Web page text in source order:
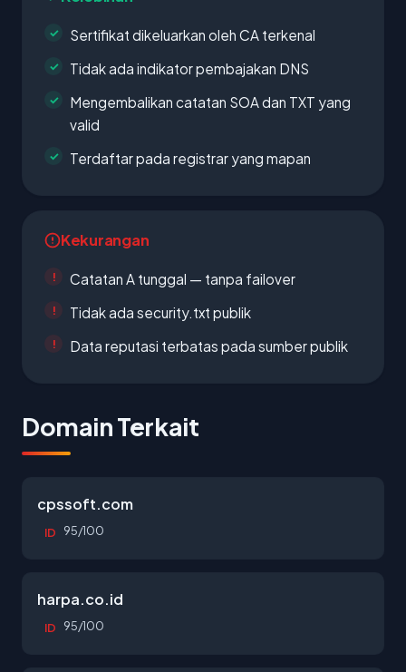
Sertifikat dikeluarkan oleh CA terkenal
Tidak ada indikator pembajakan DNS
Mengembalikan catatan SOA dan TXT yang
valid
Terdaftar pada registrar yang mapan
Kekurangan
Catatan A tunggal — tanpa failover
Tidak ada security.txt publik
Data reputasi terbatas pada sumber publik
Domain Terkait
cpssoft.com
ID 95/100
harpa.co.id
ID 95/100